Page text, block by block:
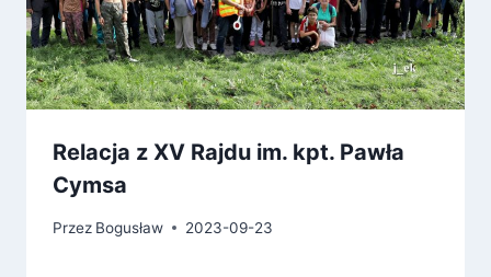
Relacja z XV Rajdu im. kpt. Pawła
Cymsa
Przez Bogusław 2023-09-23